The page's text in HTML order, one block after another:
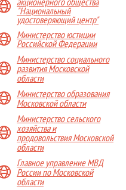
акционерного общества
"Национальный
удостоверяющий центр"
Министерство юстиции
Российской Федерации
Министерство социального
развития Московской
области
Министерство образования
Московской области
Министерство сельского
хозяйства и
продовольствия Московской
области
Главное управление МВД
России по Московской
области